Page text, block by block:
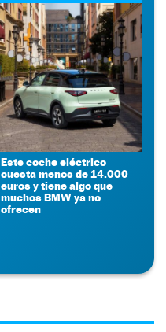
Este coche eléctrico
cuesta menos de 14.000
euros y tiene algo que
muchos BMW ya no
ofrecen